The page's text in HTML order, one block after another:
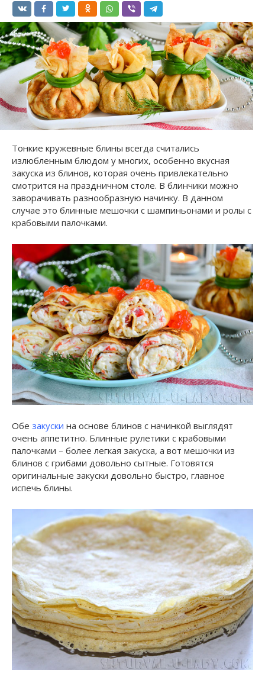
Тонкие кружевные блины всегда считались
излюбленным блюдом у многих, особенно вкусная
закуска из блинов, которая очень привлекательно
смотрится на праздничном столе. В блинчики можно
заворачивать разнообразную начинку. В данном
случае это блинные мешочки с шампиньонами и ролы с
крабовыми палочками.
Обе закуски на основе блинов с начинкой выглядят
очень аппетитно. Блинные рулетики с крабовыми
палочками – более легкая закуска, а вот мешочки из
блинов с грибами довольно сытные. Готовятся
оригинальные закуски довольно быстро, главное
испечь блины.